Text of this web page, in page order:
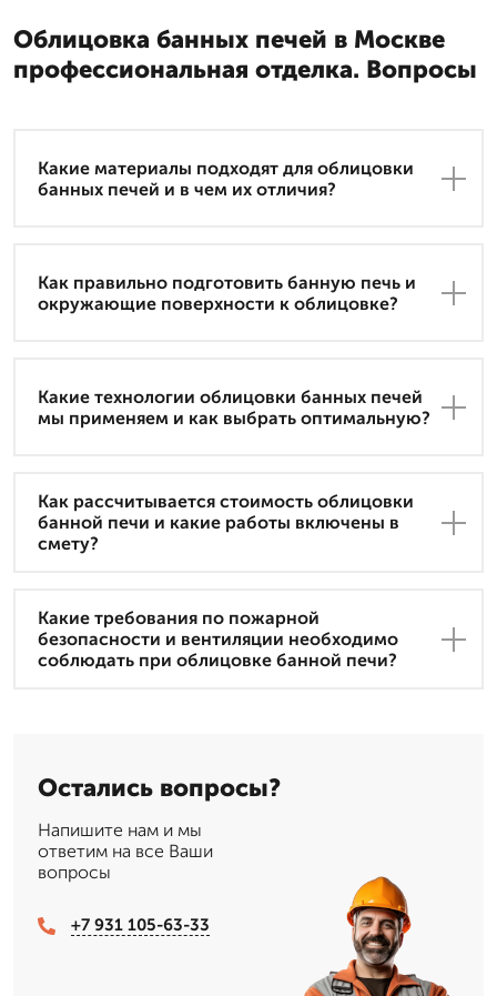
Облицовка банных печей в Москве
профессиональная отделка. Вопросы
Какие материалы подходят для облицовки
банных печей и в чем их отличия?
Как правильно подготовить банную печь и
окружающие поверхности к облицовке?
Какие технологии облицовки банных печей
мы применяем и как выбрать оптимальную?
Как рассчитывается стоимость облицовки
банной печи и какие работы включены в
смету?
Какие требования по пожарной
безопасности и вентиляции необходимо
соблюдать при облицовке банной печи?
Остались вопросы?
Напишите нам и мы
ответим на все Ваши
вопросы
+7 931 105-63-33